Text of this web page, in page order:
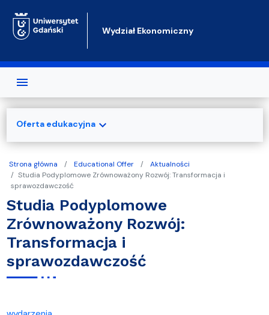
Wydział Ekonomiczny
Strona główna Educational Offer
Aktualności
Studia Podyplomowe Zrównoważony Rozwój: Transformacja i
sprawozdawczość
Studia Podyplomowe
Zrównoważony Rozwój:
Transformacja i
sprawozdawczość
Oferta edukacyjnaexpand_more